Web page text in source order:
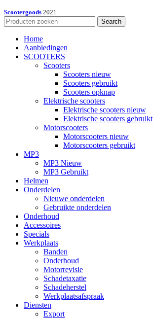
Scootergoods 2021
Search
Home
Aanbiedingen
SCOOTERS
Scooters
Scooters nieuw
Scooters gebruikt
Scooters opknap
Elektrische scooters
Elektrische scooters nieuw
Elektrische scooters gebruikt
Motorscooters
Motorscooters nieuw
Motorscooters gebruikt
MP3
MP3 Nieuw
MP3 Gebruikt
Helmen
Onderdelen
Nieuwe onderdelen
Gebruikte onderdelen
Onderhoud
Accessoires
Specials
Werkplaats
Banden
Onderhoud
Motorrevisie
Schadetaxatie
Schadeherstel
Werkplaatsafspraak
Diensten
Export